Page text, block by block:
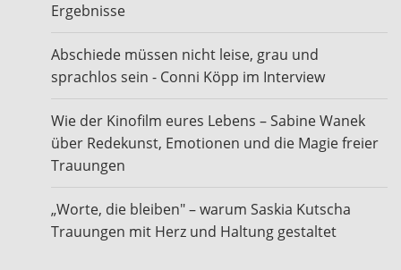
Ergebnisse
Abschiede müssen nicht leise, grau und
sprachlos sein - Conni Köpp im Interview
Wie der Kinofilm eures Lebens – Sabine Wanek
über Redekunst, Emotionen und die Magie freier
Trauungen
„Worte, die bleiben" – warum Saskia Kutscha
Trauungen mit Herz und Haltung gestaltet